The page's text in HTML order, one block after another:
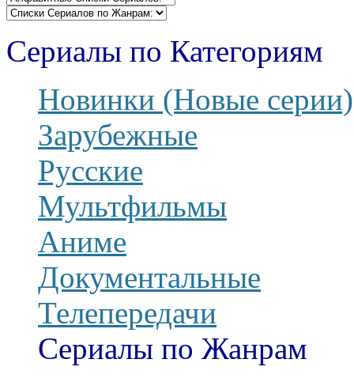
Сериалы по Категориям
Новинки (Новые серии)
Зарубежные
Русские
Мультфильмы
Аниме
Документальные
Телепередачи
Сериалы по Жанрам